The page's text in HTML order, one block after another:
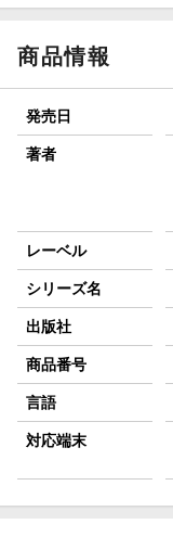
商品情報
発売日
著者
レーベル
シリーズ名
出版社
商品番号
言語
対応端末